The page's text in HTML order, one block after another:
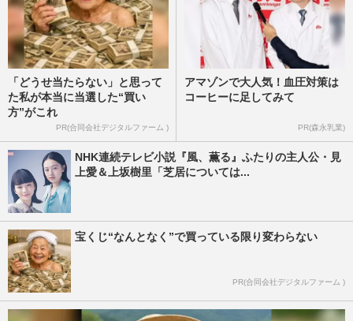
「どうせ当たらない」と思って
た私が本当に当選した“買い
方”がこれ
PR(合同会社デジタルファーム )
アマゾンで大人気！血圧対策は
コーヒーに足してみて
PR(森永乳業)
NHK連続テレビ小説『風、薫る』ふたりの主人公・見
上愛＆上坂樹里「芝居については...
宝くじ“なんとなく”で買っている限り変わらない
PR(合同会社デジタルファーム )